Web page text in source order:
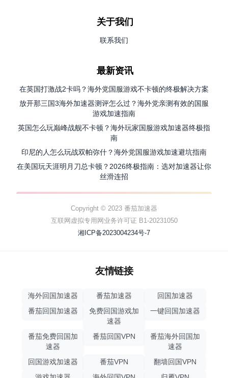
关于我们
联系我们
最新资讯
在英国打激战2卡吗？海外党国服游戏不卡顿的终极解决方案
放开那三国3海外加速器测评怎么过？海外党亲测有效的国服
游戏加速指南
英国怎么玩巅峰战舰不卡顿？海外玩家国服游戏加速器终极指
南
印尼的人怎么玩战双帕弥什？海外党国服游戏加速避坑指南
在美国玩天涯明月刀总卡顿？2026终极指南：选对加速器让你
丝滑连招
Copyright © 2023 番茄加速器
互联网虚拟专用网业务许可证 B1-20231050
湘ICP备2023004234号-7
友情链接
海外回国加速器 番茄加速器
回国加速器
番茄回国加速器
免费回国游戏加
速器
一键回国加速器
番茄免费回国加
速器
番茄回国VPN
番茄海外回国加
速器
回国游戏加速器
番茄VPN
翻墙回国VPN